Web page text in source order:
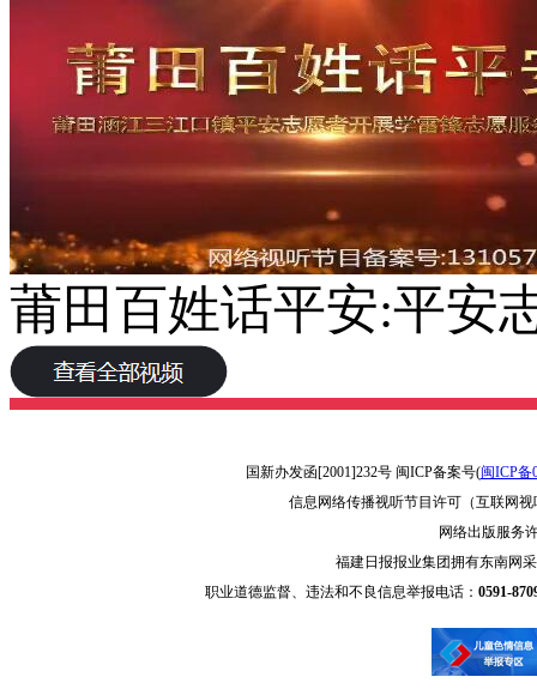
莆田百姓话平安:平安
国新办发函[2001]232号 闽ICP备案号(闽ICP备
信息网络传播视听节目许可（互联网
网络出版服务
福建日报报业集团拥有东南网
职业道德监督、违法和不良信息举报电话： 0591-